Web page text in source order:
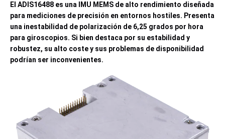
El ADIS16488 es una IMU MEMS de alto rendimiento diseñada
para mediciones de precisión en entornos hostiles. Presenta
una inestabilidad de polarización de 6,25 grados por hora
para giroscopios. Si bien destaca por su estabilidad y
robustez, su alto coste y sus problemas de disponibilidad
podrían ser inconvenientes.